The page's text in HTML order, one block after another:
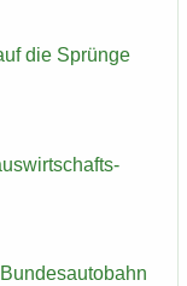
die Sprün­ge